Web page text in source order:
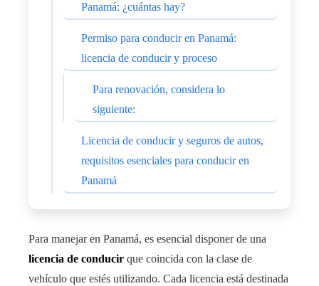
Panamá: ¿cuántas hay?
Permiso para conducir en Panamá:
licencia de conducir y proceso
Para renovación, considera lo
siguiente:
Licencia de conducir y seguros de autos,
requisitos esenciales para conducir en
Panamá
Para manejar en Panamá, es esencial disponer de una
licencia de conducir que coincida con la clase de
vehículo que estés utilizando. Cada licencia está destinada